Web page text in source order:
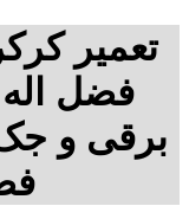
تعمیر
فضل
برقی و جک